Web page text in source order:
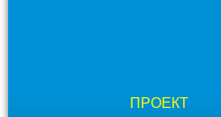
ПРОЕКТ